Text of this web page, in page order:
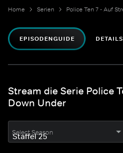
Home Serien
EPISODENGUIDE DETAILS
Stream die Serie Police
Down Under
Select Season